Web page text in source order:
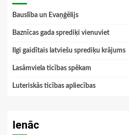
Bauslība un Evaņģēlijs
Baznīcas gada sprediķi vienuviet
Ilgi gaidītais latviešu sprediķu krājums
Lasāmviela ticības spēkam
Luteriskās ticības apliecības
Ienāc